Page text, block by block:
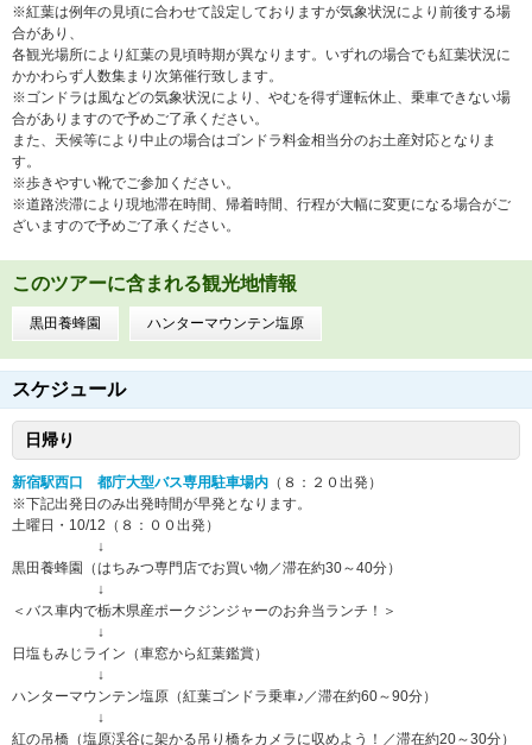
※紅葉は例年の見頃に合わせて設定しておりますが気象状況により前後する場
合があり、
各観光場所により紅葉の見頃時期が異なります。いずれの場合でも紅葉状況に
かかわらず人数集まり次第催行致します。
※ゴンドラは風などの気象状況により、やむを得ず運転休止、乗車できない場
合がありますので予めご了承ください。
また、天候等により中止の場合はゴンドラ料金相当分のお土産対応となりま
す。
※歩きやすい靴でご参加ください。
※道路渋滞により現地滞在時間、帰着時間、行程が大幅に変更になる場合がご
ざいますので予めご了承ください。
このツアーに含まれる観光地情報
黒田養蜂園 ハンターマウンテン塩原
スケジュール
日帰り
新宿駅西口 都庁大型バス専用駐車場内 （８：２０出発）
※下記出発日のみ出発時間が早発となります。
土曜日・10/12（８：００出発）
↓
黒田養蜂園（はちみつ専門店でお買い物／滞在約30～40分）
↓
＜バス車内で栃木県産ポークジンジャーのお弁当ランチ！＞
↓
日塩もみじライン（車窓から紅葉鑑賞）
↓
ハンターマウンテン塩原（紅葉ゴンドラ乗車♪／滞在約60～90分）
↓
紅の吊橋（塩原渓谷に架かる吊り橋をカメラに収めよう！／滞在約20～30分）